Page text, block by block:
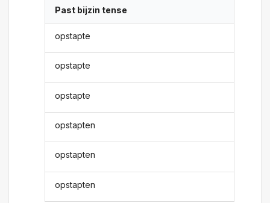
Past bijzin tense
opstapte
opstapte
opstapte
opstapten
opstapten
opstapten